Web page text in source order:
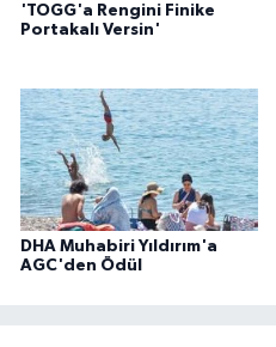
'TOGG'a Rengini Finike
Portakalı Versin'
DHA Muhabiri Yıldırım'a
AGC'den Ödül